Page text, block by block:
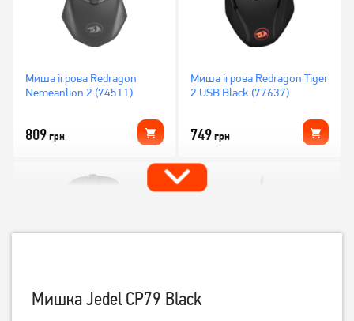
Миша ігрова Redragon
Nemeanlion 2 (74511)
809грн
Миша ігрова Redragon Tiger
2 USB Black (77637)
749грн
Мишка Jedel CP79 Black